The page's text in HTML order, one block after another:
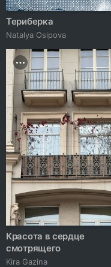
Териберка
Natalya Osipova
Красота в сердце
смотрящего
Kira Gazina